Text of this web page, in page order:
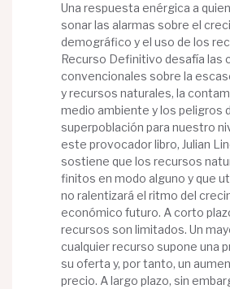
Una respuesta enérgica a
sonar las alarmas sobre el
demográfico y el uso de los
Recurso Definitivo desafía las
convencionales sobre la
y recursos naturales, la
medio ambiente y los peligros
superpoblación para nuestro
este provocador libro, Julian
sostiene que los recursos
finitos en modo alguno y que
no ralentizará el ritmo del
económico futuro. A corto
recursos son limitados. Un
cualquier recurso supone una
su oferta y, por tanto, un
precio. A largo plazo, sin